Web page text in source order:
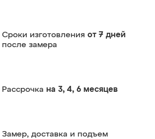
Сроки изготовления от 7 дней
после замера
Рассрочка на 3, 4, 6 месяцев
Замер, доставка и подъем